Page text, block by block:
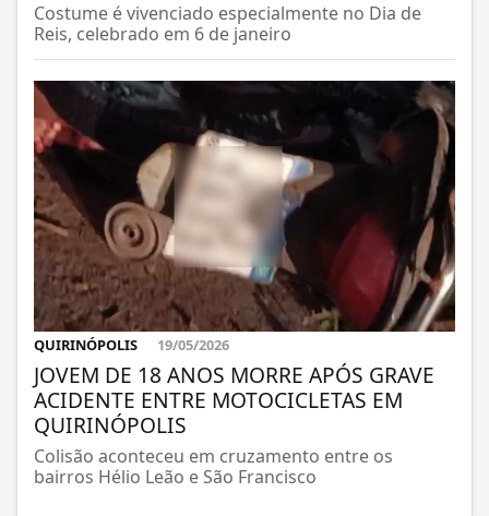
Costume é vivenciado especialmente no Dia de
Reis, celebrado em 6 de janeiro
QUIRINÓPOLIS 19/05/2026
JOVEM DE 18 ANOS MORRE APÓS GRAVE
ACIDENTE ENTRE MOTOCICLETAS EM
QUIRINÓPOLIS
Colisão aconteceu em cruzamento entre os
bairros Hélio Leão e São Francisco